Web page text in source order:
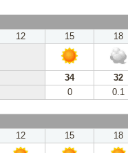
12 15 18
34 32
0 0.1
12 15 18